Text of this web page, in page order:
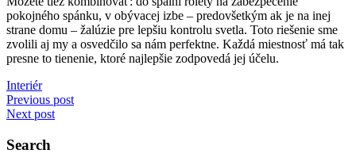
pokojného spánku, v obývacej izbe – predovšetkým ak je na inej
strane domu – žalúzie pre lepšiu kontrolu svetla. Toto riešenie sme
zvolili aj my a osvedčilo sa nám perfektne. Každá miestnosť má tak
presne to tienenie, ktoré najlepšie zodpovedá jej účelu.
Interiér
Navigácia
v
článku
Previous post
Next post
Search